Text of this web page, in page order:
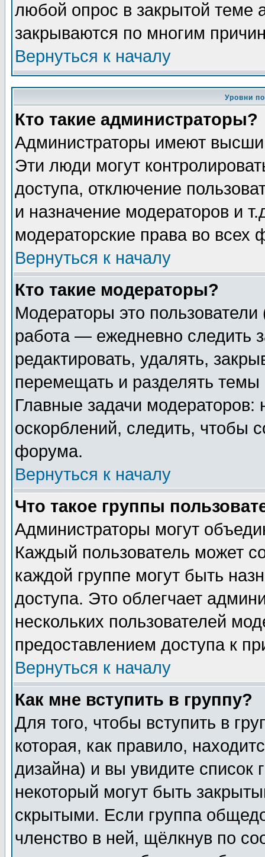
любой опрос в закрытой теме
закрываются по многим
Вернуться к началу
Уровни
Кто такие администраторы?
Администраторы имеют
Эти люди могут
доступа, отключение
и назначение модераторов и
модераторские права во всех
Вернуться к началу
Кто такие модераторы?
Модераторы это
работа — ежедневно следить
редактировать, удалять,
перемещать и разделять
Главные задачи
оскорблений, следить, чтобы
форума.
Вернуться к началу
Что такое группы
Администраторы могут
Каждый пользователь может
каждой группе могут быть
доступа. Это облегчает
нескольких пользователей
предоставлением доступа к
Вернуться к началу
Как мне вступить в группу?
Для того, чтобы вступить в
которая, как правило,
дизайна) и вы увидите список
некоторый могут быть
скрытыми. Если группа
членство в ней, щёлкнув по